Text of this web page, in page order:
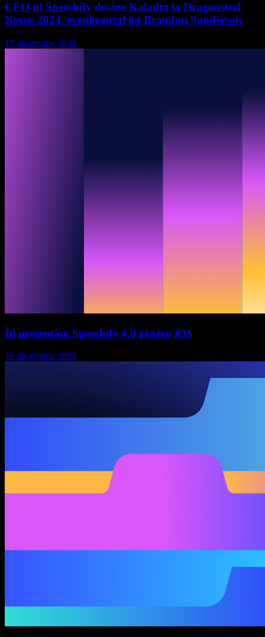
CEO-ul Speechify devine Kaladin la Dragonsteel
Nexus 2024, evenimentul lui Brandon Sanderson
19 decembrie 2024
Îți prezentăm Speechify 4.0 pentru iOS
16 decembrie 2024